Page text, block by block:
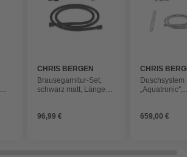
CHRIS BERGEN
Brausegarnitur-Set,
schwarz matt, Länge
96,99 €
CHRIS
Duschsystem
„Aquatronic",
659,00 €